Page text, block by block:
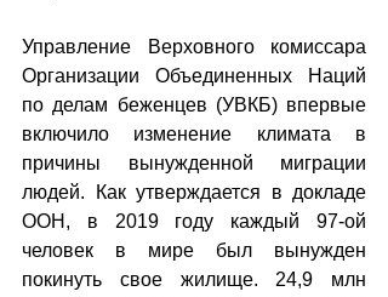
Управление Верховного комиссара
Организации Объединенных Наций
по делам беженцев (УВКБ) впервые
включило изменение климата в
причины вынужденной миграции
людей. Как утверждается в докладе
ООН, в 2019 году каждый 97-ой
человек в мире был вынужден
покинуть свое жилище. 24,9 млн